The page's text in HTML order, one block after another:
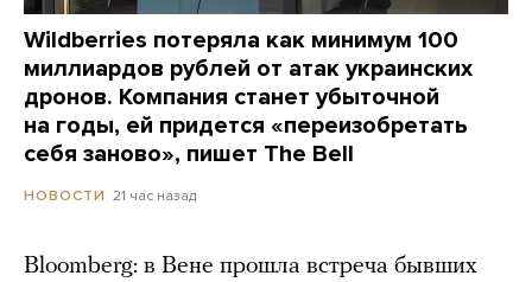
Wildberries потеряла как минимум 100
миллиардов рублей от атак украинских
дронов. Компания станет убыточной
на годы, ей придется «переизобретать
себя заново», пишет The Bell
НОВОСТИ 21 час назад
Bloomberg: в Вене прошла встреча бывших